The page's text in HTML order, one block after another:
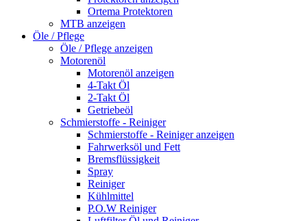
Ortema Protektoren
MTB anzeigen
Öle / Pflege
Öle / Pflege anzeigen
Motorenöl
Motorenöl anzeigen
4-Takt Öl
2-Takt Öl
Getriebeöl
Schmierstoffe - Reiniger
Schmierstoffe - Reiniger anzeigen
Fahrwerksöl und Fett
Bremsflüssigkeit
Spray
Reiniger
Kühlmittel
P.O.W Reiniger